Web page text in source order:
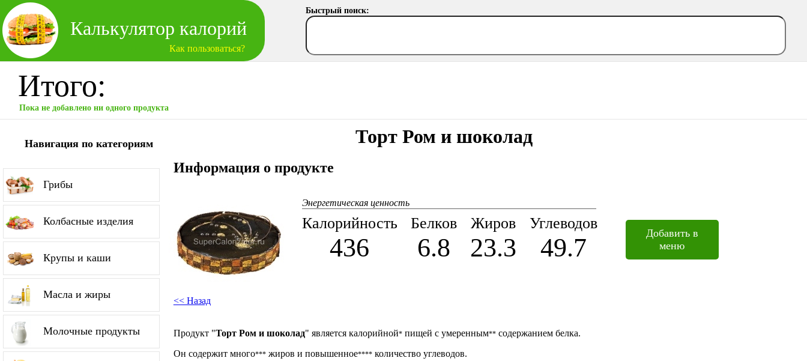
Калькулятор калорий
Как пользоваться?
Быстрый поиск:
Итого:
Пока не добавлено ни одного продукта
Навигация по категориям
Грибы
Колбасные изделия
Крупы и каши
Масла и жиры
Молочные продукты
Торт Ром и шоколад
Информация о продукте
Калорийность
Энергетическая ценность
436
Белков
6.8
Жиров
23.3
Углеводов
49.7
Добавить в
меню
<< Назад
Продукт "Торт Ром и шоколад" является калорийной*пищей с умеренным**содержанием белка.
Он содержит много***жиров и повышенное****количество углеводов.